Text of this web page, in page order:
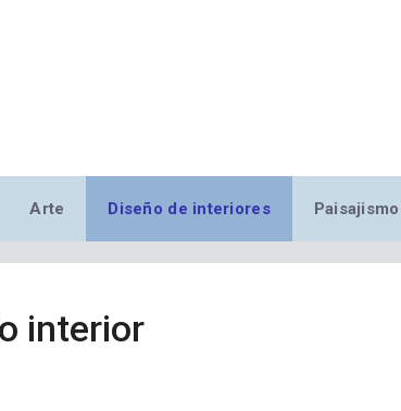
Arte Diseño de interiores Paisajismo
interior